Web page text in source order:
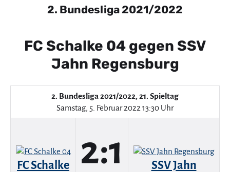
2. Bundesliga 2021/2022
FC Schalke 04 gegen SSV
Jahn Regensburg
2. Bundesliga 2021/2022, 21. Spieltag
Samstag, 5. Februar 2022 13:30 Uhr
FC Schalke
2:1
SSV Jahn